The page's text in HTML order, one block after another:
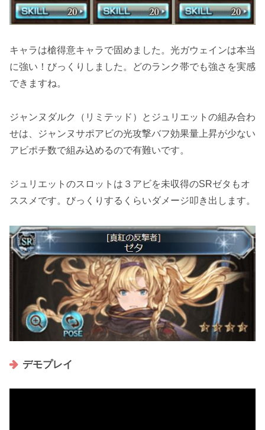
キャラは槍得意キャラで固めました。 光ガウェインは本当
に強い！びっくりしました。どのランク帯でも強さを実感
できますね。
ジャンヌダルク（リミテッド） と ジュリエット の組み合わ
せは、ジャンヌサポアビの光攻撃バフ効果量上昇が少ない
アビポチ数で組み込めるので有難いです。
ジュリエットのスロットは３アビを未収得のSRゼタ もオ
ススメです。びっくりするくらいダメージ叩き出します。
デモプレイ